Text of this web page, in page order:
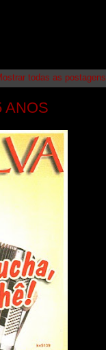
todas as postagens
ANOS